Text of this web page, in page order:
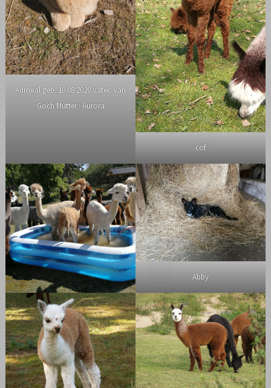
Admiral geb. 10.08.2020 Vater: Van
Goch Mutter : Aurora
cof
Abby